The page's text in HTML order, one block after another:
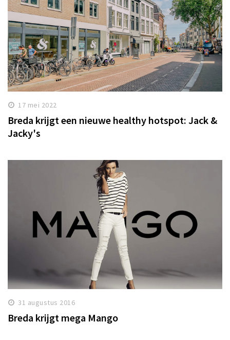
17 mei 2022
Breda krijgt een nieuwe healthy hotspot: Jack &
Jacky's
31 augustus 2016
Breda krijgt mega Mango